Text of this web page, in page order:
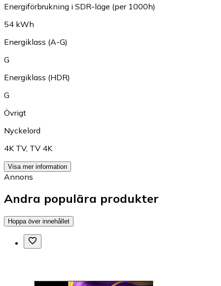
Energiförbrukning i SDR-läge (per 1000h)
54 kWh
Energiklass (A-G)
G
Energiklass (HDR)
G
Övrigt
Nyckelord
4K TV, TV 4K
Visa mer information
Annons
Andra populära produkter
Hoppa över innehållet